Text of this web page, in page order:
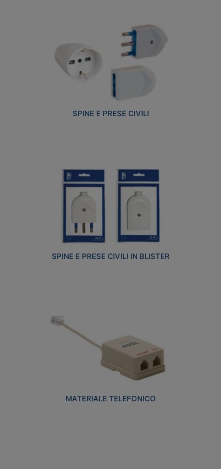
SPINE E PRESE CIVILI
SPINE E PRESE CIVILI IN BLISTER
MATERIALE TELEFONICO